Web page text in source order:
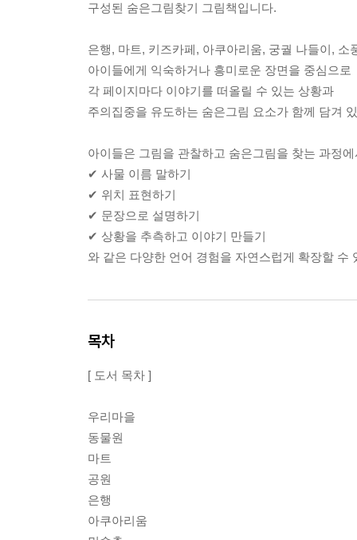
구성된 숨은그림찾기 그림책입니다.
은행, 마트, 키즈카페, 아쿠아리움, 궁궐 나들이, 소
아이들에게 익숙하거나 흥미로운 장면을 중심으로
각 페이지마다 이야기를 떠올릴 수 있는 상황과
주의집중을 유도하는 숨은그림 요소가 함께 담겨
아이들은 그림을 관찰하고 숨은그림을 찾는 과정에
✔ 사물 이름 말하기
✔ 위치 표현하기
✔ 문장으로 설명하기
✔ 상황을 추측하고 이야기 만들기
와 같은 다양한 언어 경험을 자연스럽게 확장할 수
목차
[ 도서 목차 ]
우리마을
동물원
마트
공원
은행
아쿠아리움